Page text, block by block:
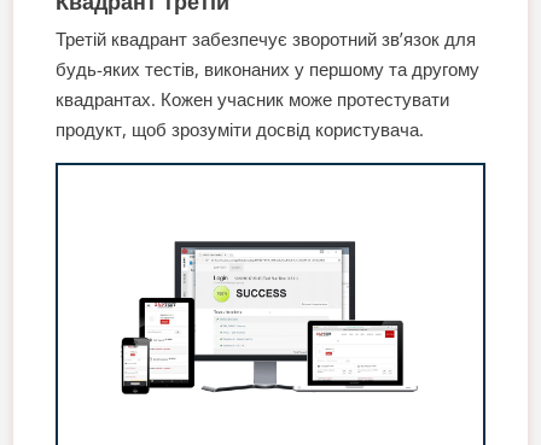
Третій квадрант забезпечує зворотний зв’язок для
будь-яких тестів, виконаних у першому та другому
квадрантах. Кожен учасник може протестувати
продукт, щоб зрозуміти досвід користувача.